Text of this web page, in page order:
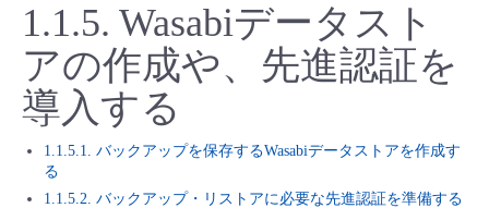
ネットワーク
IoT
クラウド/サーバー
ネットワーク
料金シミュレーター
データ利活用
ご利用開始ガイド
■ 管理機能
- 管理機能
ユースケース
故障/メンテナンス情報
1.1.5. Wasabiデータスト
アの作成や、先進認証を
導入する
1.1.5.1. バックアップを保存するWasabiデータストアを作成す
る
1.1.5.2. バックアップ・リストアに必要な先進認証を準備する